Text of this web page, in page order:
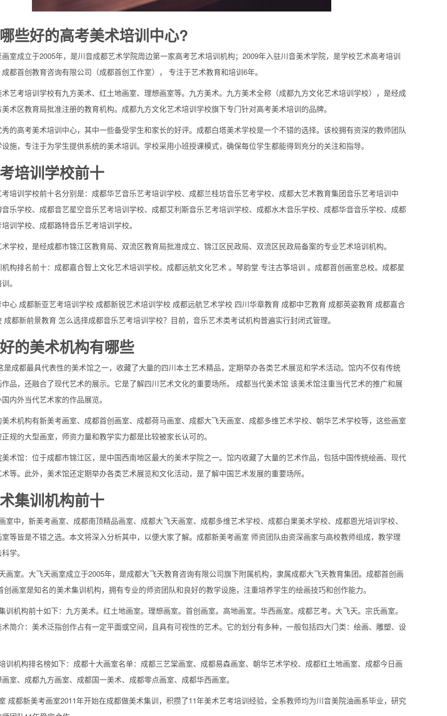
些好的高考美术培训中心?
室成立于2005年，是川音成都艺术学院周边第一家高考艺术培训机构；2009年入驻川音美术学院，是学校艺术高考培训
都首创教育咨询有限公司（成都首创工作室）， 专注于艺术教育和培训6年。
艺考培训学校有九方美术、红土地画室、理想画室等。九方美术。九方美术全称（成都九方文化艺术培训学校），是经成
术区教育局批准注册的教育机构。成都九方文化艺术培训学校旗下专门针对高考美术培训的品牌。
的高考美术培训中心，其中一些备受学生和家长的好评。成都白塔美术学校是一个不错的选择。该校拥有资深的教师团队
施，专注于为学生提供系统的美术培训。学校采用小班授课模式，确保每位学生都能得到充分的关注和指导。
培训学校前十
培训学校前十名分别是：成都华艺音乐艺考培训学校、成都兰桂坊音乐艺考学校、成都大艺术教育集团音乐艺考培训中
乐学校、成都音艺星空音乐艺考培训学校、成都艾利斯音乐艺考培训学校、成都水木音乐学校、成都华音音乐学校、成都
训学校、成都路特音乐艺考培训学校。
学校，是经成都市锦江区教育局、双流区教育局批准成立、锦江区民政局、双流区民政局备案的专业艺术培训机构。
构排名前十：成都嘉合智上文化艺术培训学校。成都远航文化艺术 。琴韵堂·专注古筝培训 。成都首创画室总校。成都星
。
心 成都新亚艺考培训学校 成都新锐艺术培训学校 成都远航艺术学校 四川华章教育 成都中艺教育 成都英姿教育 成都嘉合
成都新前景教育 怎么选择成都音乐艺考培训学校？目前，音乐艺术类考试机构普遍实行封闭式管理。
的美术机构有哪些
是成都最具代表性的美术馆之一，收藏了大量的四川本土艺术精品，定期举办各类艺术展览和学术活动。馆内不仅有传统
品，还融合了现代艺术的展示。它是了解四川艺术文化的重要场所。 成都当代美术馆 该美术馆注重当代艺术的推广和展
内外当代艺术家的作品展览。
术机构有新美考画室、成都首创画室、成都荷马画室、成都大飞天画室、成都多维艺术学校、朝华艺术学校等，这些画室
规的大型画室，师资力量和教学实力都是比较被家长认可的。
术馆：位于成都市锦江区，是中国西南地区最大的美术学院之一。馆内收藏了大量的艺术作品，包括中国传统绘画、现代
等。此外，美术馆还定期举办各类艺术展览和文化活动，是了解中国艺术发展的重要场所。
集训机构前十
室中，新美考画室、成都南顶精品画室、成都大飞天画室、成都多维艺术学校、成都白果美术学校、成都恩光培训学校、
等皆是不错之选。本文将深入分析其中，以便大家了解。成都新美考画室 师资团队由资深画家与高校教师组成，教学理
学。
画室。大飞天画室成立于2005年，是成都大飞天教育咨询有限公司旗下附属机构，隶属成都大飞天教育集团。成都首创画
创画室是知名的美术集训机构，拥有专业的师资团队和良好的教学设施，注重培养学生的绘画技巧和创作能力。
训机构前十如下：九方美术。红土地画室。理想画室。首创画室。高地画室。华西画室。成都艺考。大飞天。宗氏画室。
简介：美术泛指创作占有一定平面或空间，且具有可视性的艺术。它的划分有多种，一般包括四大门类：绘画、雕塑、设
训机构排名榜如下：成都十大画室名单：成都三艺棠画室、成都易森画室、朝华艺术学校、成都红土地画室、成都今日画
室、成都九方画室、成都国一美术、成都零点画室、成都华西画室。
成都新美考画室2011年开始在成都做美术集训，积攒了11年美术艺考培训经验，全系教师均为川音美院油画系毕业，研究